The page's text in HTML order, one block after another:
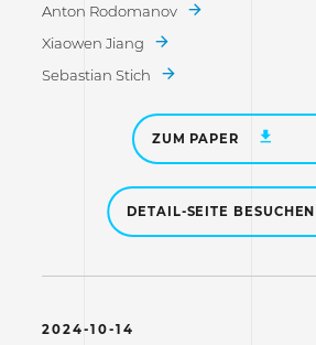
Anton Rodomanov
Xiaowen Jiang
Sebastian Stich
ZUM PAPER
DETAIL-SEITE BESUCHEN
2024-10-14